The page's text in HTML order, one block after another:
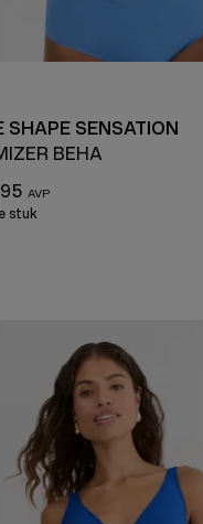
SHAPE SENSATION
BEHA
stuk